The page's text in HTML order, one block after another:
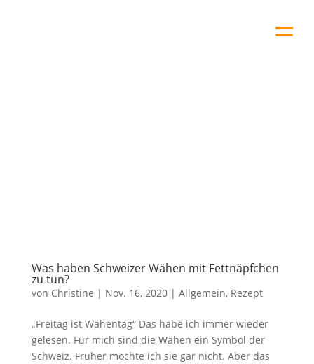
Was haben Schweizer Wähen mit Fettnäpfchen
zu tun?
von Christine | Nov. 16, 2020| Allgemein, Rezept
„Freitag ist Wähentag“ Das habe ich immer wieder
gelesen. Für mich sind die Wähen ein Symbol der
Schweiz. Früher mochte ich sie gar nicht. Aber das